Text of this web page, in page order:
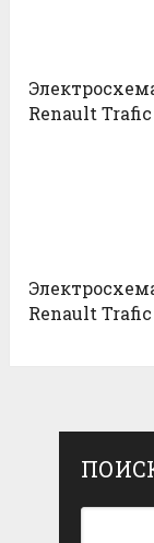
Renault
Renault